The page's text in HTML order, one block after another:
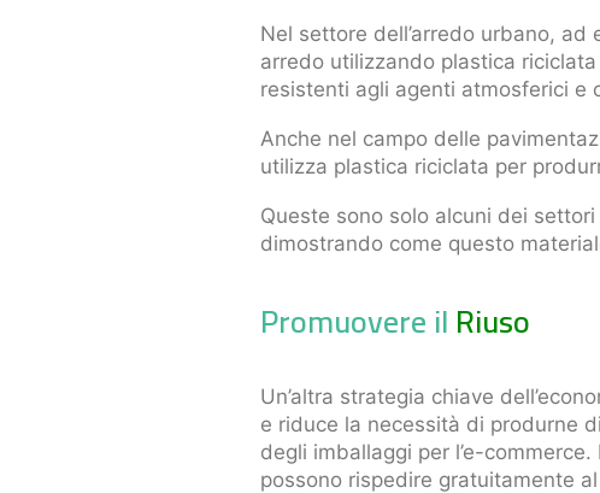
Nel settore dell’arredo urbano,
arredo utilizzando plastica
resistenti agli agenti atmosferici e
Anche nel campo delle
utilizza plastica riciclata per
Queste sono solo alcuni dei
dimostrando come questo
Promuovere ilRiuso
Un’altra strategia chiave
e riduce la necessità di produrne
degli imballaggi per l’e-
possono rispedire gratuitamente